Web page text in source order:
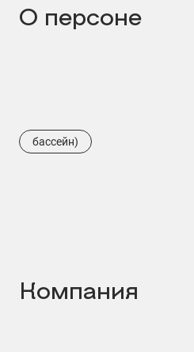
О персоне
бассейн)
Компания